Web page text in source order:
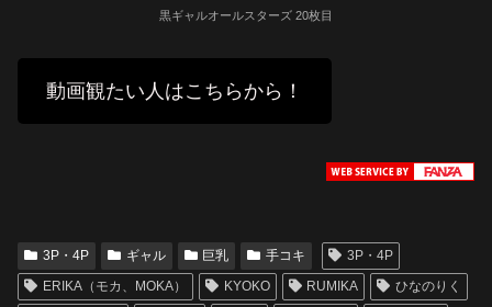
黒ギャルオールスターズ 20枚目
動画観たい人はこちらから！
3P・4P ギャル 巨乳 手コキ
3P・4P
ERIKA（モカ、MOKA）
KYOKO RUMIKA
ひなのりく